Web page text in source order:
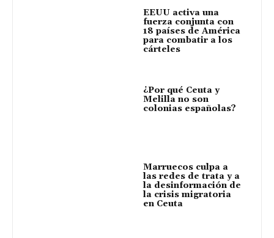
EEUU activa una
fuerza conjunta con
18 países de América
para combatir a los
cárteles
¿Por qué Ceuta y
Melilla no son
colonias españolas?
Marruecos culpa a
las redes de trata y a
la desinformación de
la crisis migratoria
en Ceuta